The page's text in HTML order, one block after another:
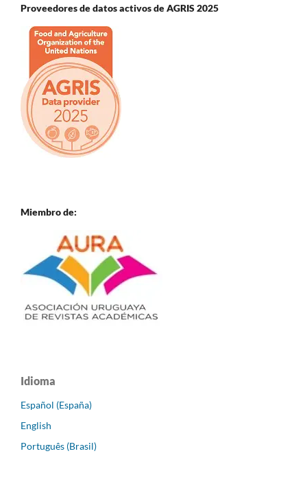
Proveedores de datos activos de AGRIS 2025
Miembro de:
Idioma
Español (España)
English
Português (Brasil)